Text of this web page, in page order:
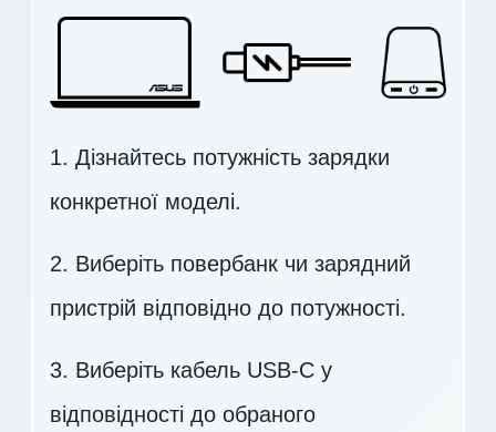
1. Дізнайтесь потужність зарядки
конкретної моделі.
2. Виберіть повербанк чи зарядний
пристрій відповідно до потужності.
3. Виберіть кабель USB-C у
відповідності до обраного